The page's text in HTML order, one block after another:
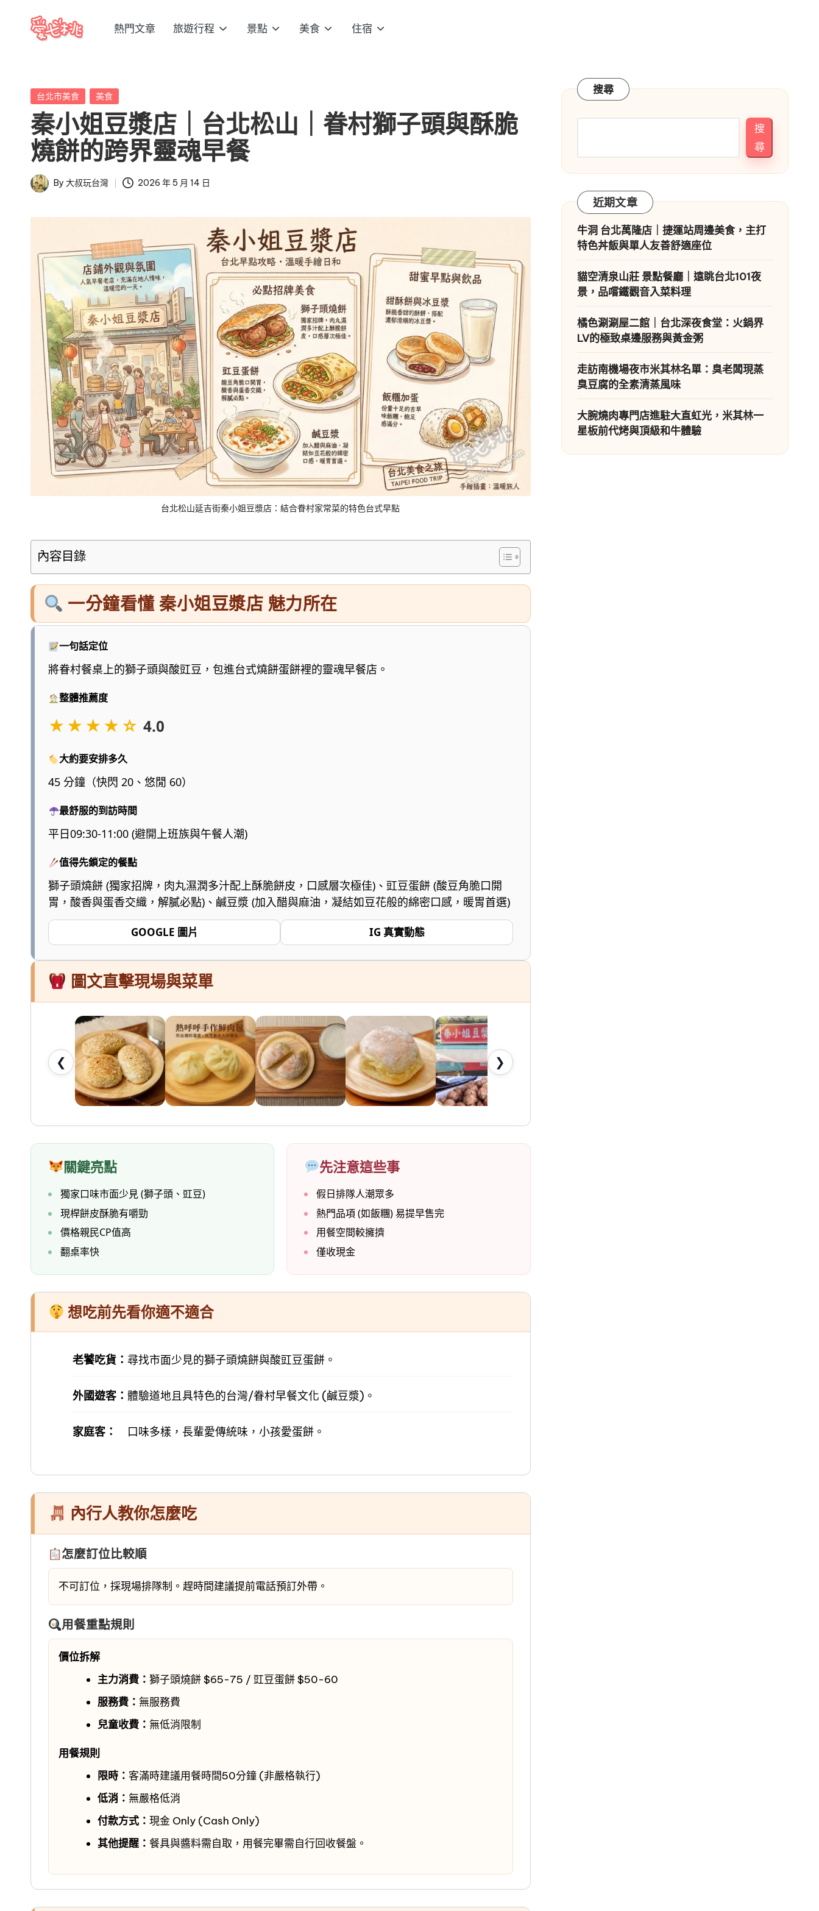
七
桃
玩
台
灣
桃
玩
台
灣
把
全
台
食、
交
通、
清
懂
的
旅
圖
誇、
用，
起
熱門文章 旅遊行程 景點 美食 住宿
Posted
台北市美食 美食
秦小姐豆漿店｜台北松山｜眷村獅子頭與酥脆
燒餅的跨界靈魂早餐
Posted
By 大叔玩台灣 2026 年 5 月 14 日
台北松山延吉街秦小姐豆漿店：結合眷村家常菜的特色台式早點
內容目錄
一分鐘看懂 秦小姐豆漿店 魅力所在
一句話定位
將眷村餐桌上的獅子頭與酸豇豆，包進台式燒餅蛋餅裡的靈魂早餐店。
整體推薦度
★★★★☆ 4.0
大約要安排多久
45 分鐘（快閃 20、悠閒 60）
最舒服的到訪時間
平日09:30-11:00 (避開上班族與午餐人潮)
值得先鎖定的餐點
獅子頭燒餅 (獨家招牌，肉丸濕潤多汁配上酥脆餅皮，口感層次極佳)、豇豆蛋餅 (酸豆角脆口開
胃，酸香與蛋香交織，解膩必點)、鹹豆漿 (加入醋與麻油，凝結如豆花般的綿密口感，暖胃首選)
GOOGLE 圖片 IG 真實動態
圖文直擊現場與菜單
❮ ❯
關鍵亮點
獨家口味市面少見 (獅子頭、豇豆)
現桿餅皮酥脆有嚼勁
價格親民CP值高
翻桌率快
先注意這些事
假日排隊人潮眾多
熱門品項 (如飯糰) 易提早售完
用餐空間較擁擠
僅收現金
想吃前先看你適不適合
老饕吃貨： 尋找市面少見的獅子頭燒餅與酸豇豆蛋餅。
外國遊客： 體驗道地且具特色的台灣/眷村早餐文化 (鹹豆漿)。
家庭客： 口味多樣，長輩愛傳統味，小孩愛蛋餅。
內行人教你怎麼吃
怎麼訂位比較順
不可訂位，採現場排隊制。趕時間建議提前電話預訂外帶。
用餐重點規則
價位拆解
主力消費： 獅子頭燒餅 $65-75 / 豇豆蛋餅 $50-60
服務費： 無服務費
兒童收費： 無低消限制
用餐規則
限時： 客滿時建議用餐時間50分鐘 (非嚴格執行)
低消： 無嚴格低消
付款方式： 現金 Only (Cash Only)
其他提醒： 餐具與醬料需自取，用餐完畢需自行回收餐盤。
搜尋
搜
尋
近期文章
牛洞 台北萬隆店｜捷運站周邊美食，主打
特色丼飯與單人友善舒適座位
貓空清泉山莊 景點餐廳｜遠眺台北101夜
景，品嚐鐵觀音入菜料理
橘色涮涮屋二館｜台北深夜食堂：火鍋界
LV的極致桌邊服務與黃金粥
走訪南機場夜市米其林名單：臭老闆現蒸
臭豆腐的全素清蒸風味
大腕燒肉專門店進駐大直虹光，米其林一
星板前代烤與頂級和牛體驗